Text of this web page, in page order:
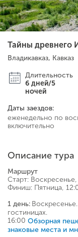
Тайны древнего
Владикавказ, Кавказ
Длительность
6 дней/5
ночей
Даты заездов:
еженедельно по
включительно
Описание тура
Маршрут
Cтарт:
Финиш: Пятница,
1 день: Воскресенье.
гостиницах.
16:00 Обзорная
знаковые места и